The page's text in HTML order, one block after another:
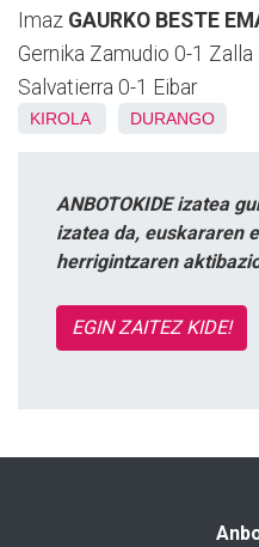
Imaz GAURKO BESTE
Gernika Zamudio 0-1
Salvatierra 0-1 Eibar
KIROLA DURANGO
ANBOTOKIDE izatea
izatea da, euskararen
herrigintzaren
EGIN ZAITEZ KIDE!